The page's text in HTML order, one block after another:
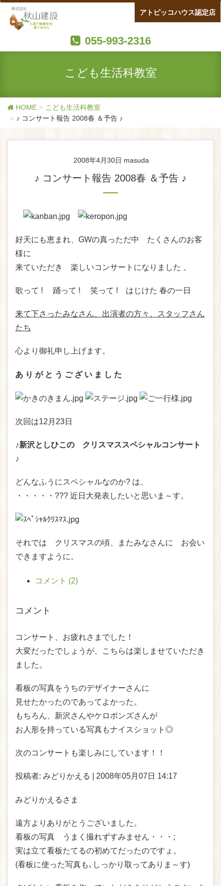
055-993-2316
アトピッコハウス認定店
こども生活科教室
HOME
こども生活科教室
♪ コンサート報告 2008春 ＆予告 ♪
2008年4月30日 masuda
♪ コンサート報告 2008春 ＆予告 ♪
好天にも恵まれ、GWの真っただ中 たくさんのお客
様に
来ていただき 楽しいコンサートになりました 。
歌って ! 踊って ! 笑って ! はじけた 春の一日
来て下さったみなさん、出演者の方々、スタッフさん
たち
心より御礼申し上げます。
あ り が と う ご ざ い ま し た
次回は12月23日
♪新沢としひこの クリスマススペシャルコンサート
♪
どんなふうにスペシャルなのか? は、
・・・・・??? 近日大発表したいと思いま～す。
それでは クリスマスの頃、またみなさんに お会い
できますように。
コメント (2)
コメント
コンサート、お疲れさまでした！
大変だったでしょうが、こちらは楽しませていただき
ました。
看板の写真をうちのデザイナーさんに
見せたかったのであってよかった。
もちろん、新沢さんやケロポンズさんが
お人形を持っている写真もナイスショット◎
次のコンサートも楽しみにしています！！
投稿者: みどりかえる | 2008年05月07日 14:17
みどりかえるさま
遠方よりありがとうございました。
看板の写真 うまく撮れずすみません・・・;
実は立て看板たてるの初めてだったのですょ。
(看板に使った写真も､しっかり取ってありま～す)